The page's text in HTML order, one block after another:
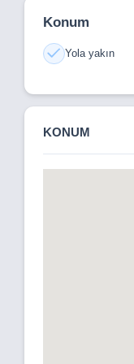
TEMELLİ,
SATILIK TARLA
Konum
Yola yakın
KONUM